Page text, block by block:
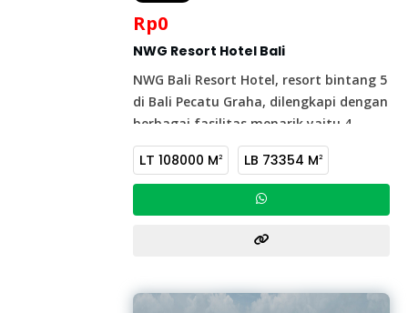
Rp0
NWG Resort Hotel Bali
NWG Bali Resort Hotel, resort bintang 5
di Bali Pecatu Graha, dilengkapi dengan
berbagai fasilitas menarik yaitu 4
restoran, ballroom, kolam renang,
beach club, kids Club dan memiliki 4
Sertifikat HGB.
LT 108000 M2 LB 73354 M2